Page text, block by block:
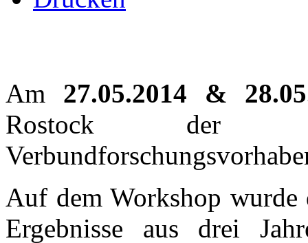
Am 27.05.2014 &
Rostock der
Auf dem Workshop wurde
Ergebnisse aus drei